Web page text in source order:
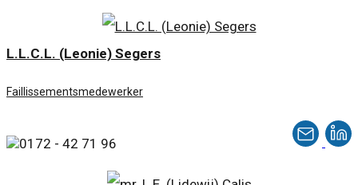
L.L.C.L. (Leonie) Segers
Faillissementsmedewerker
0172 - 42 71 96